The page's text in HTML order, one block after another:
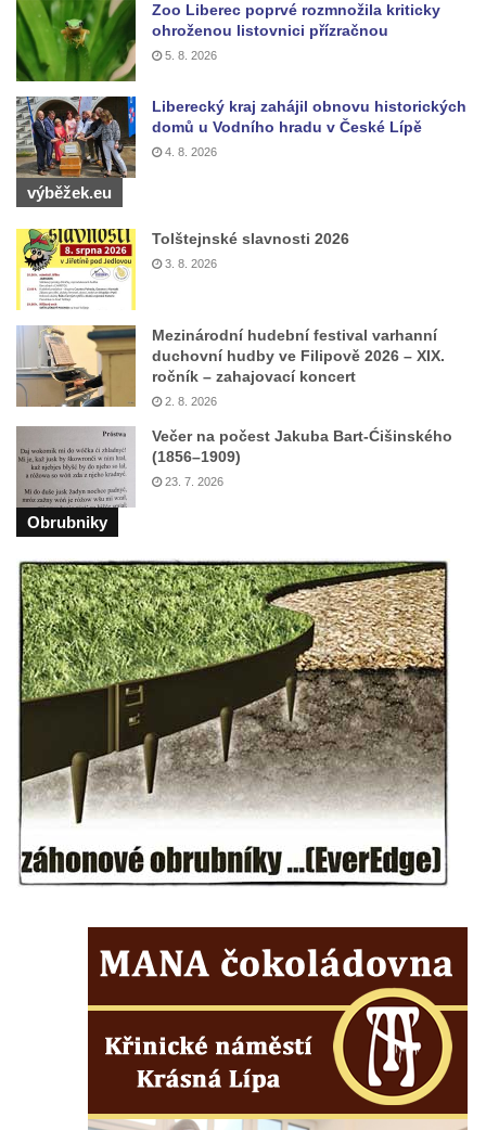
Drascheho kříž na zahradě domu čp. 915 v
Mikulášovicích
Hillův kříž u domu čp. 436 v Mikulášovicích
Hampelův kříž západně od dolního nádraží
v Mikulášovicích
Kříž před kostelem svatých Petra a Pavla v
Růžové
Centrální kříž na starém hřbitově ve
Vilémově
Centrální kříž na novém hřbitově ve
Vilémově
Kříž u kostela Nanebevzetí Panny Marie na
křížové cestě ve Vilémově
Strání
Kříž u severní zdi kostela Nalezení svatého
Kříže ve Frýdlantu
Frýdlantu
Centrální kříž hřbitova ve Sloupu v Čechách
Kříž u koryta náhonu na Chřibské Kamenici
Kříž na Strážném vrchu v Rumburku
Kříž poblíž Ovčího mostu u Tisové
Kříž u kaple svatých Cyrila a Metoděje v
Kunraticích u Šluknova
Kříž na zahradě u domu ev. č. 11 v
Kunraticích u Šluknova
Kříž naproti domu čp. 34 v Kunraticích u
Šluknova
Kříž u polní cesty mezi Šluknovem a
Knížecím
Rychnově u Jablonce nad Nisou
Boží muka Anděl strážce v Kostelní ulici v
Rychnově u Jablonce nad Nisou
Centrální kříž bývalého hřbitova u kostela
Zoo Liberec poprvé rozmnožila kriticky
ohroženou listovnici přízračnou
5. 8. 2026
Liberecký kraj zahájil obnovu historických
domů u Vodního hradu v České Lípě
4. 8. 2026
výběžek.eu
Tolštejnské slavnosti 2026
3. 8. 2026
Mezinárodní hudební festival varhanní
duchovní hudby ve Filipově 2026 – XIX.
ročník – zahajovací koncert
2. 8. 2026
Večer na počest Jakuba Bart-Ćišinského
(1856–1909)
23. 7. 2026
Obrubniky